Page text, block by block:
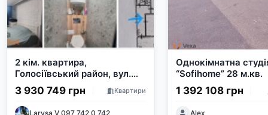
2 кім. квартира,
Голосіївський район, вул.
Васильківська, 48-29-8
3 930 749 грн Квартири
Larysa V 097 742 0 742
Однокімнатна
“Sofihome” 28 м.кв.
1 392 108 грн
Alex